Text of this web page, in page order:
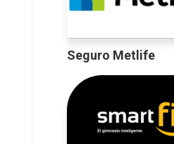
Seguro Metlife